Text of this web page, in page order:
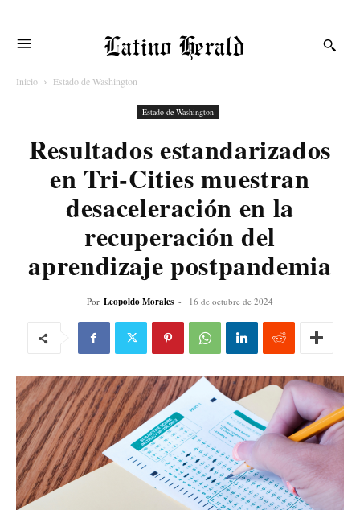
Latino Herald
Inicio Estado de Washington
Estado de Washington
Resultados estandarizados
en Tri-Cities muestran
desaceleración en la
recuperación del
aprendizaje postpandemia
Por Leopoldo Morales - 16 de octubre de 2024